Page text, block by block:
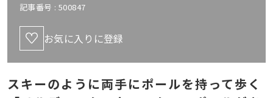
記事番号 : 500847
お気に入りに登録
スキーのように両手にポールを持って歩く